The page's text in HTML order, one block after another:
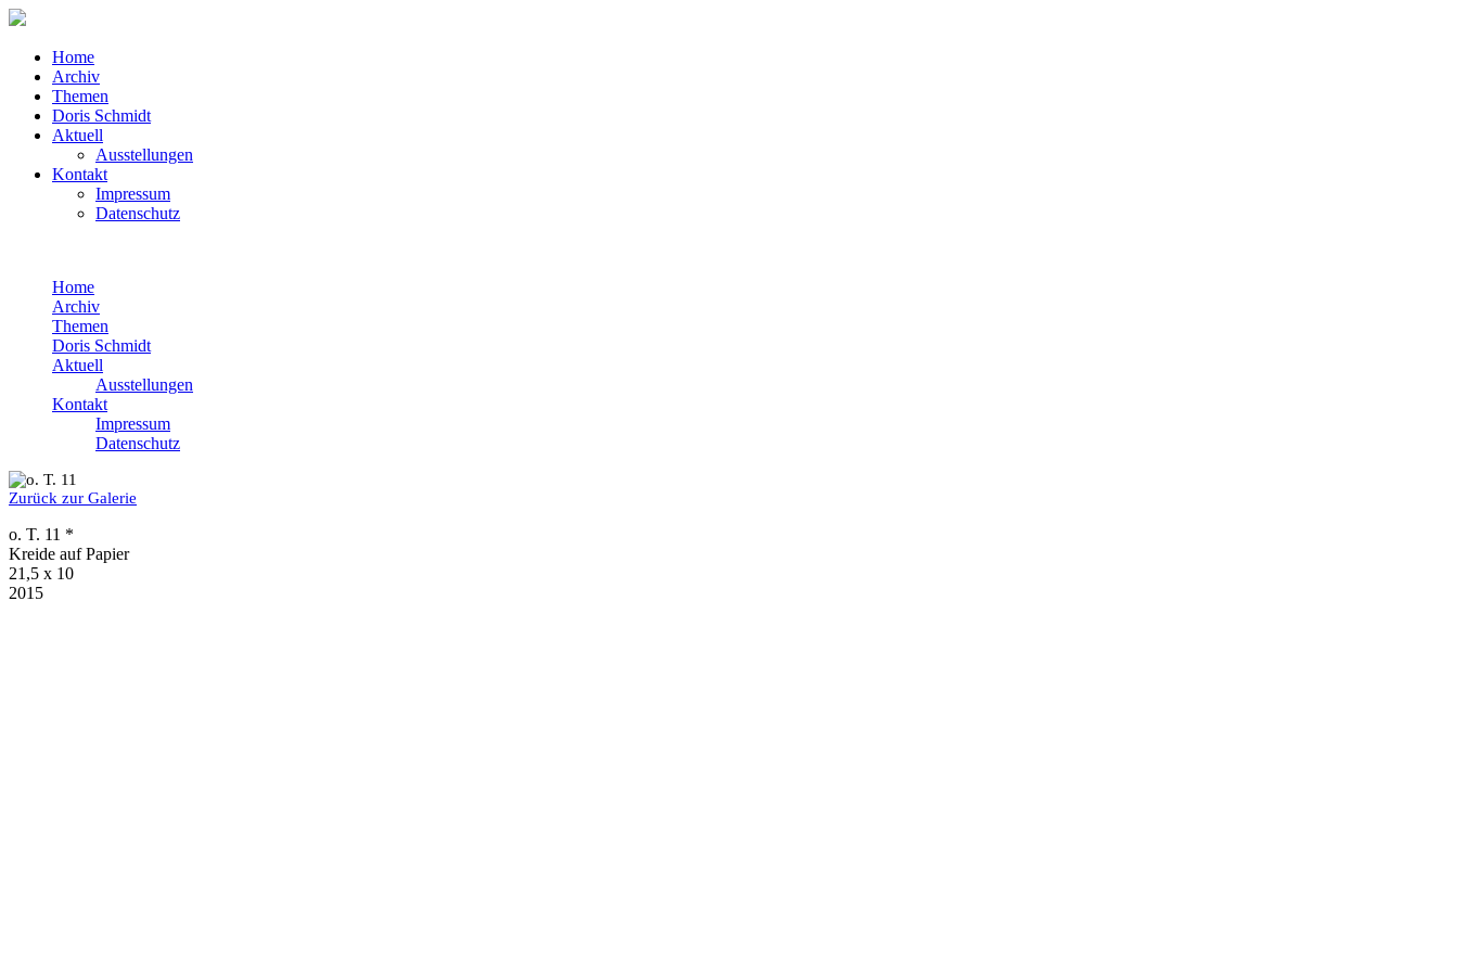
Home
Archiv
Themen
Doris Schmidt
Aktuell
Ausstellungen
Kontakt
Impressum
Datenschutz
Home
Archiv
Themen
Doris Schmidt
Aktuell
Ausstellungen
Kontakt
Impressum
Datenschutz
Zurück zur Galerie
o. T. 11 *
Kreide auf Papier
21,5 x 10
2015